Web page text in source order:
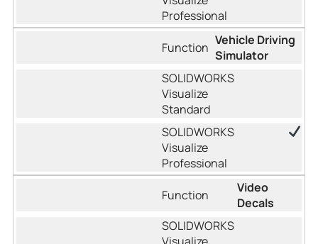
Vehicle Driving
Simulator
Video
Decals